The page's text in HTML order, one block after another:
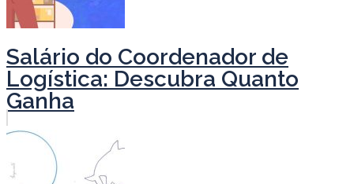
Salário do Coordenador de
Logística: Descubra Quanto
Ganha